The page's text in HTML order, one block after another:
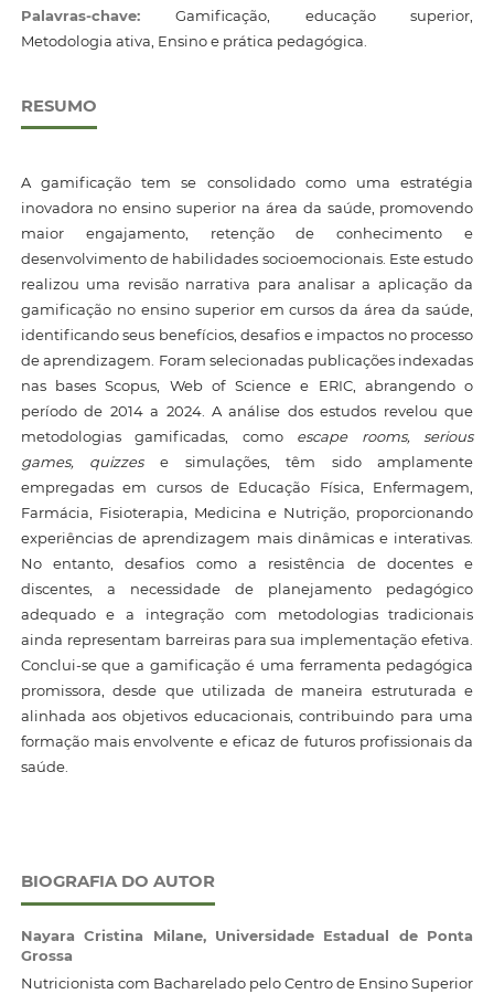
Palavras-chave:Gamificação, educação superior,
Metodologia ativa, Ensino e prática pedagógica.
RESUMO
A gamificação tem se consolidado como uma estratégia
inovadora no ensino superior na área da saúde, promovendo
maior engajamento, retenção de conhecimento e
desenvolvimento de habilidades socioemocionais. Este estudo
realizou uma revisão narrativa para analisar a aplicação da
gamificação no ensino superior em cursos da área da saúde,
identificando seus benefícios, desafios e impactos no processo
de aprendizagem. Foram selecionadas publicações indexadas
nas bases Scopus, Web of Science e ERIC, abrangendo o
período de 2014 a 2024. A análise dos estudos revelou que
metodologias gamificadas, como escape rooms, serious
games, quizzese simulações, têm sido amplamente
empregadas em cursos de Educação Física, Enfermagem,
Farmácia, Fisioterapia, Medicina e Nutrição, proporcionando
experiências de aprendizagem mais dinâmicas e interativas.
No entanto, desafios como a resistência de docentes e
discentes, a necessidade de planejamento pedagógico
adequado e a integração com metodologias tradicionais
ainda representam barreiras para sua implementação efetiva.
Conclui-se que a gamificação é uma ferramenta pedagógica
promissora, desde que utilizada de maneira estruturada e
alinhada aos objetivos educacionais, contribuindo para uma
formação mais envolvente e eficaz de futuros profissionais da
saúde.
BIOGRAFIA DO AUTOR
Nayara Cristina Milane, Universidade Estadual de Ponta
Grossa
Nutricionista com Bacharelado pelo Centro de Ensino Superior